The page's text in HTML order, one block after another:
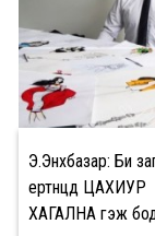
Э.Энхбазар: Би
ертөнцөд ЦАХИУР
ХАГАЛНА гэж